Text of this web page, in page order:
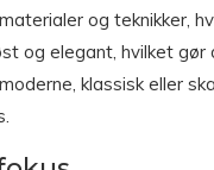
og teknikker,
og elegant, hvilket
klassisk eller